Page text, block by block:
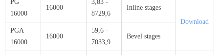
PG
16000
16000
3,83 -
8729,6
Inline stages
Download
PGA
16000
16000
59,6 -
7033,9
Bevel stages